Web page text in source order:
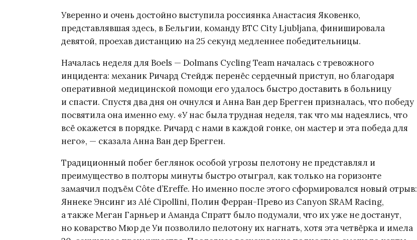
Уверенно и очень достойно выступила россиянка Анастасия Яковенко,
представлявшая здесь, в Бельгии, команду BTC City Ljubljana, финишировала
девятой, проехав дистанцию на 25 секунд медленнее победительницы.
Началась неделя для Boels — Dolmans Cycling Team началась с тревожного
инцидента: механик Ричард Стейдж перенёс сердечный приступ, но благодаря
оперативной медицинской помощи его удалось быстро доставить в больницу
и спасти. Спустя два дня он очнулся и Анна Ван дер Брегген призналась, что победу
посвятила она именно ему. «У нас была трудная неделя, так что мы надеялись, что
всё окажется в порядке. Ричард с нами в каждой гонке, он мастер и эта победа для
него», — сказала Анна Ван дер Брегген.
Традиционный побег беглянок особой угрозы пелотону не представлял и
преимущество в полторы минуты быстро отыграл, как только на горизонте
замаячил подъём Côte d’Ereffe. Но именно после этого сформировался новый отрыв:
Яннеке Энсинг из Alé Cipollini, Полин Ферран-Прево из Canyon SRAM Racing,
а также Меган Гарньер и Аманда Спратт было подумали, что их уже не достанут,
но коварство Мюр де Уи позволило пелотону их нагнать, хотя эта четвёрка и имела